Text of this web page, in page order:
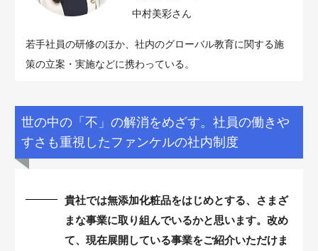
中村美彩さん
若手社員の研修のほか、社内のグローバル教育に関する施
策の立案・実施などに携わっている。
世の中の「不」の解消をめざす。社員の働きや
すさも重視したファンケルの社内制度
貴社では無添加化粧品をはじめとする、さまざ
まな事業に取り組んでいるかと思います。改め
て、現在展開している事業をご紹介いただけま